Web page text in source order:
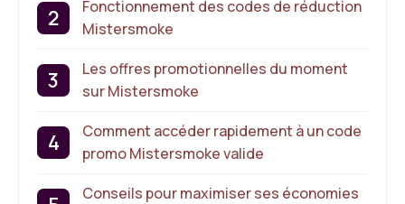
Fonctionnement des codes de réduction
Mistersmoke
Les offres promotionnelles du moment
sur Mistersmoke
Comment accéder rapidement à un code
promo Mistersmoke valide
Conseils pour maximiser ses économies